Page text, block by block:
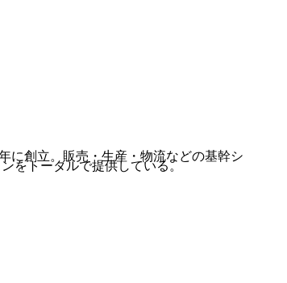
に創立。販売・生産・物流などの基幹シ
をトータルで提供している。